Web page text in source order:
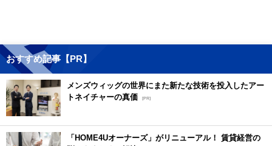
おすすめ記事【PR】
メンズウィッグの世界にまた新たな技術を投入したアー
トネイチャーの真価 [PR]
「HOME4Uオーナーズ」がリニューアル！ 賃貸経営の